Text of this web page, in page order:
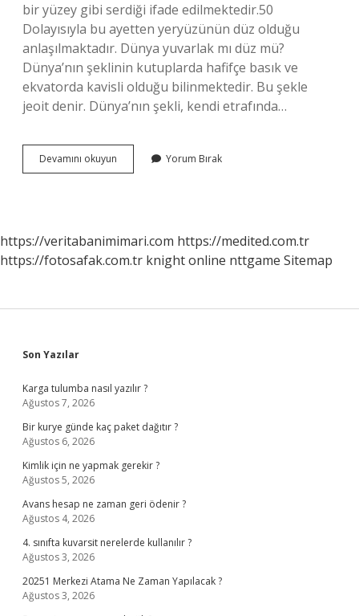
bir yüzey gibi serdiği ifade edilmektedir.50
Dolayısıyla bu ayetten yeryüzünün düz olduğu
anlaşılmaktadır. Dünya yuvarlak mı düz mü?
Dünya’nın şeklinin kutuplarda hafifçe basık ve
ekvatorda kavisli olduğu bilinmektedir. Bu şekle
jeoit denir. Dünya’nın şekli, kendi etrafında…
Devamını okuyun
Göre
Mı
Yorum Bırak
https://veritabanimimari.com https://medited.com.tr
https://fotosafak.com.tr knight online nttgame Sitemap
Sidebar
Son Yazılar
Karga tulumba nasıl yazılır ?
Ağustos 7, 2026
Bir kurye günde kaç paket dağıtır ?
Ağustos 6, 2026
Kimlik için ne yapmak gerekir ?
Ağustos 5, 2026
Avans hesap ne zaman geri ödenir ?
Ağustos 4, 2026
4. sınıfta kuvarsit nerelerde kullanılır ?
Ağustos 3, 2026
20251 Merkezi Atama Ne Zaman Yapılacak ?
Ağustos 3, 2026